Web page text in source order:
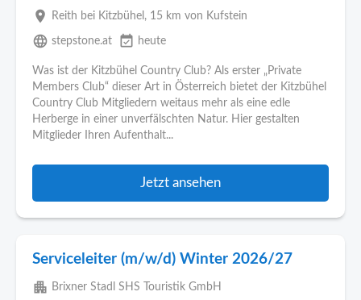
place Reith bei Kitzbühel , 15 km von Kufstein
language stepstone.at event_available heute
Was ist der Kitzbühel Country Club? Als erster „Private
Members Club“ dieser Art in Österreich bietet der Kitzbühel
Country Club Mitgliedern weitaus mehr als eine edle
Herberge in einer unverfälschten Natur. Hier gestalten
Mitglieder Ihren Aufenthalt...
Jetzt ansehen
Serviceleiter (m/w/d) Winter 2026/27
apartment Brixner Stadl SHS Touristik GmbH